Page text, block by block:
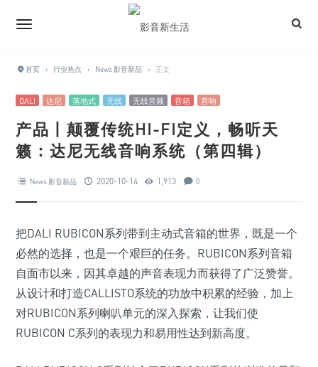
首页 › 行业热点 › News 影音新品 › 正文
DALI 达尼 落地式 无线 无线音频 音箱 音响
产品丨颠覆传统HI-FI定义，畅听天
籁：达尼无线音响系统（第四辑）
News 影音新品 2020-10-14 1,913 0
把DALI RUBICON系列带到主动式音箱的世界，既是一个
必然的选择，也是一个艰巨的任务。RUBICON系列音箱
自面市以来，因其卓越的声音表现力而获得了广泛赞誉。
从设计和打造CALLISTO系统的功放中积累的经验，加上
对RUBICON系列喇叭单元的深入探索，让我们使
RUBICON C系列的表现力和易用性达到新高度。